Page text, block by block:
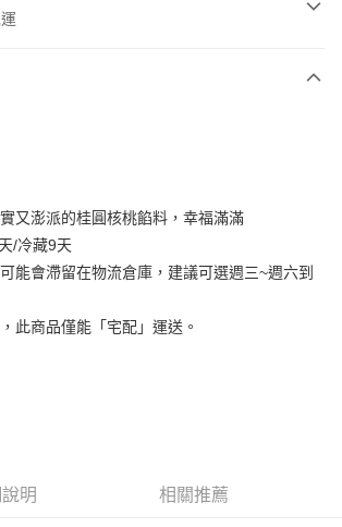
含以上)免運費
又澎派的桂圓核桃餡料，幸福滿滿
/冷藏9天
能會滯留在物流倉庫，建議可選週三~週六到
此商品僅能「宅配」運送。
明 相關推薦